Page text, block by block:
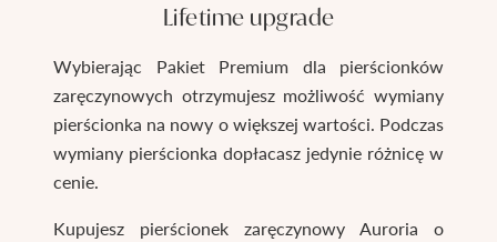
Lifetime upgrade
Wybierając Pakiet Premium dla pierścionków
zaręczynowych otrzymujesz możliwość wymiany
pierścionka na nowy o większej wartości. Podczas
wymiany pierścionka dopłacasz jedynie różnicę w
cenie.
Kupujesz pierścionek zaręczynowy Auroria o